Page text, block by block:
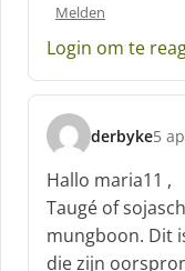
:
Melden
Login om te
derbyke
s
c
h
r
e
e
5
Hallo maria11 ,
Taugé of
mungboon. Dit
die zijn